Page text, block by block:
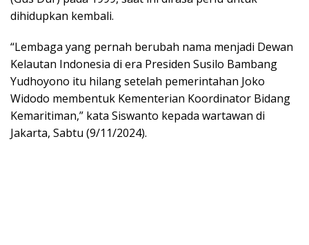
dihidupkan kembali.
“Lembaga yang pernah berubah nama menjadi Dewan
Kelautan Indonesia di era Presiden Susilo Bambang
Yudhoyono itu hilang setelah pemerintahan Joko
Widodo membentuk Kementerian Koordinator Bidang
Kemaritiman,” kata Siswanto kepada wartawan di
Jakarta, Sabtu (9/11/2024).